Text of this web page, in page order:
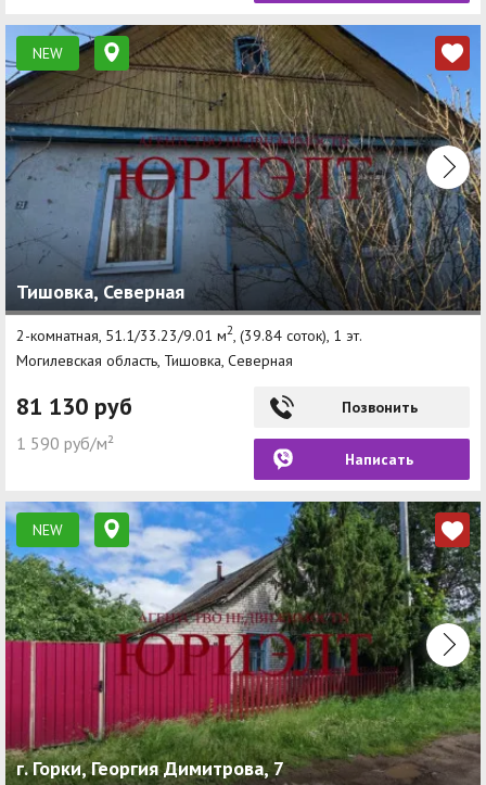
NEW
Тишовка, Северная
2-комнатная, 51.1/33.23/9.01 м2 , (39.84 соток), 1 эт.
Могилевская область, Тишовка, Северная
81 130 руб
1 590 руб/м²
Позвонить
Написать
NEW
г. Горки, Георгия Димитрова, 7